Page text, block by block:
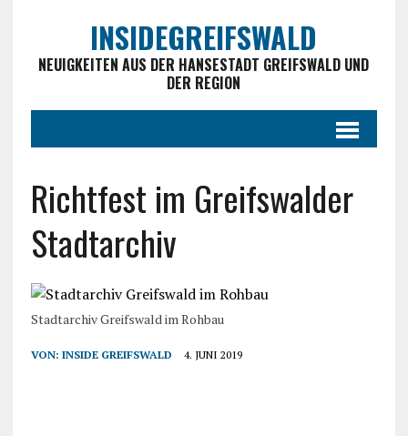
INSIDEGREIFSWALD
NEUIGKEITEN AUS DER HANSESTADT GREIFSWALD UND
DER REGION
Richtfest im Greifswalder
Stadtarchiv
Stadtarchiv Greifswald im Rohbau
VON: INSIDE GREIFSWALD 4. JUNI 2019